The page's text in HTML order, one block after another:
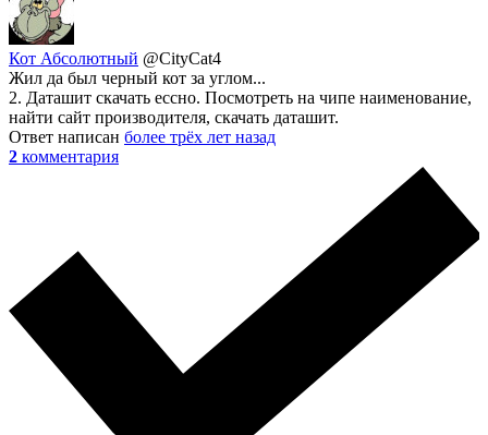
Кот Абсолютный @CityCat4
Жил да был черный кот за углом...
2. Даташит скачать ессно. Посмотреть на чипе наименование,
найти сайт производителя, скачать даташит.
Ответ написан более трёх лет назад
2 комментария